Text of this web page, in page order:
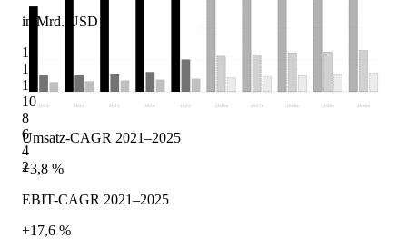
in Mrd. USD
16
14
12
10
8
6
4
2
2021 2022 2023 2024 2025 2026 e 2027 e 2028 e 2029 e 2030e
Umsatz-CAGR 2021–2025
+3,8 %
EBIT-CAGR 2021–2025
+17,6 %